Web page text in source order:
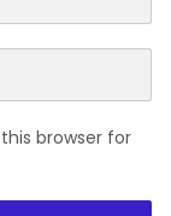
browser for